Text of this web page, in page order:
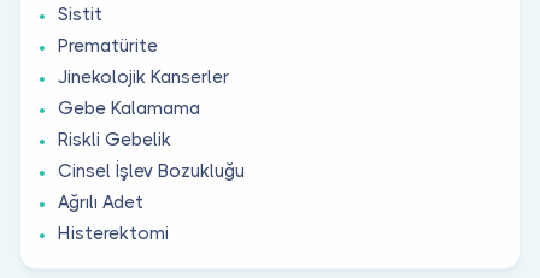
Sistit
Prematürite
Jinekolojik Kanserler
Gebe Kalamama
Riskli Gebelik
Cinsel İşlev Bozukluğu
Ağrılı Adet
Histerektomi